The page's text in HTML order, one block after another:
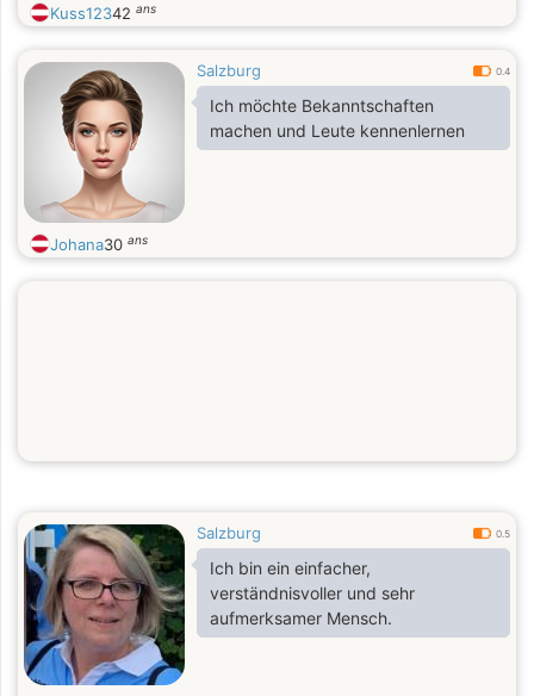
Kuss12342 ans
Salzburg 0.4
Ich möchte Bekanntschaften
machen und Leute kennenlernen
Johana30 ans
Salzburg 0.5
Ich bin ein einfacher,
verständnisvoller und sehr
aufmerksamer Mensch.